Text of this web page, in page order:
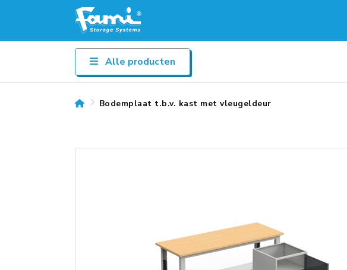
Alle producten
Bodemplaat t.b.v. kast met vleugeldeur